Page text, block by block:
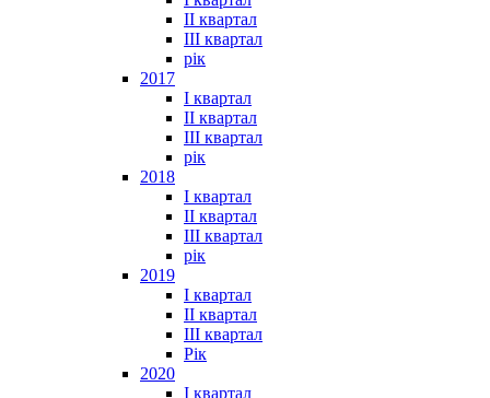
II квартал
III квартал
рік
2017
I квартал
II квартал
III квартал
рік
2018
I квартал
II квартал
III квартал
рік
2019
I квартал
II квартал
III квартал
Рік
2020
I квартал